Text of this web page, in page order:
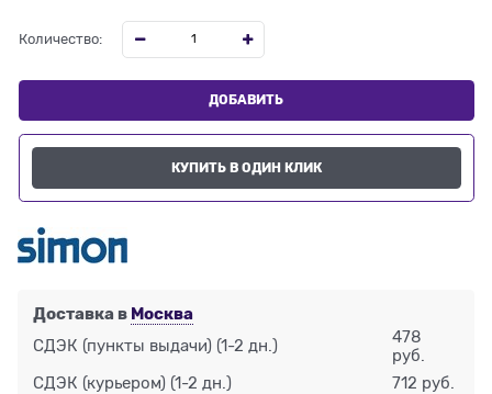
Количество:
ДОБАВИТЬ
КУПИТЬ В ОДИН КЛИК
Доставка в Москва
СДЭК (пункты выдачи) (1-2 дн.)
478
руб.
СДЭК (курьером) (1-2 дн.) 712 руб.